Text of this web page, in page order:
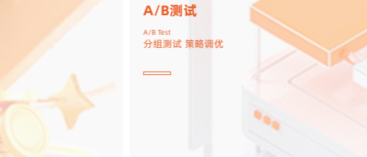
交叉推广
Cross Promotion
矩阵推广 裂变增长